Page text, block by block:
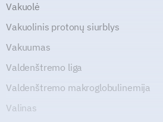
Vakuolė
Vakuolinis protonų siurblys
Vakuumas
Valdenštremo liga
Valdenštremo makroglobulinemija
Valinas